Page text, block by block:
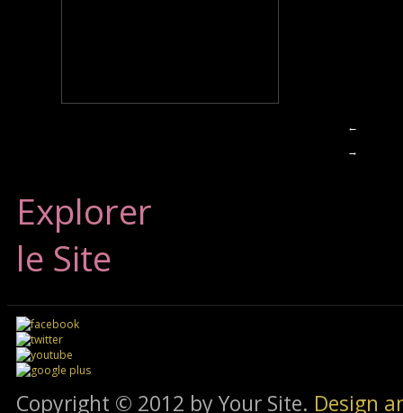
←
→
Explorer
le Site
Copyright © 2012 by Your Site. Design